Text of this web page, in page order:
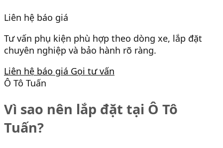
Liên hệ báo giá
Tư vấn phụ kiện phù hợp theo dòng xe, lắp đặt
chuyên nghiệp và bảo hành rõ ràng.
Liên hệ báo giá Gọi tư vấn
Ô Tô Tuấn
Vì sao nên lắp đặt tại Ô Tô
Tuấn?